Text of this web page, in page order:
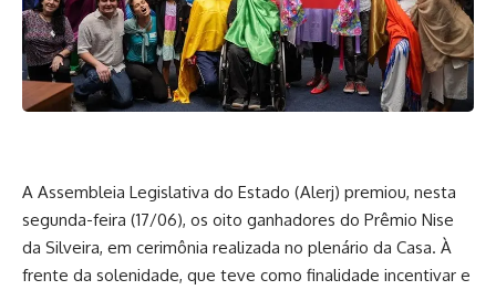
A Assembleia Legislativa do Estado (Alerj) premiou, nesta
segunda-feira (17/06), os oito ganhadores do Prêmio Nise
da Silveira, em cerimônia realizada no plenário da Casa. À
frente da solenidade, que teve como finalidade incentivar e